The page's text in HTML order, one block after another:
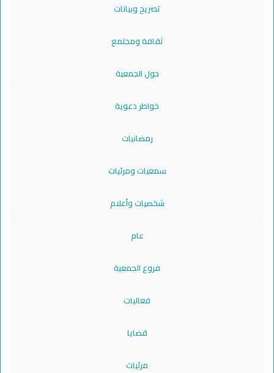
تصريح وبيانات
ثقافة ومجتمع
حول الجمعية
خواطر دعوية
رمضانيات
سمعيات ومرئيات
شخصيات وأعلام
عام
فروع الجمعية
فعاليات
قضايا
مرئيات